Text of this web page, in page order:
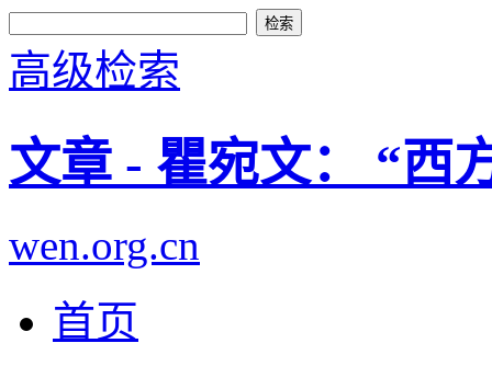
高级检索
文章 - 瞿宛文： “西
wen.org.cn
首页